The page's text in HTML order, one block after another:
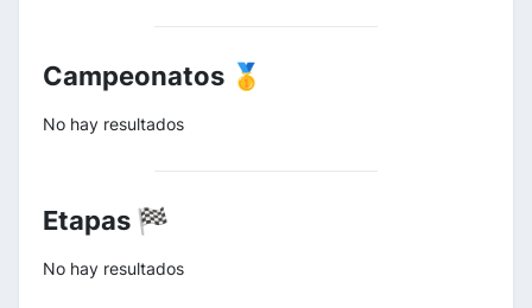
Campeonatos 🥇
No hay resultados
Etapas 🏁
No hay resultados